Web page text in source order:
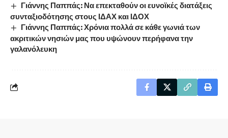
Γιάννης Παππάς: Να επεκταθούν οι ευνοϊκές διατάξεις
συνταξιοδότησης στους ΙΔΑΧ και ΙΔΟΧ
Γιάννης Παππάς: Χρόνια πολλά σε κάθε γωνιά των
ακριτικών νησιών μας που υψώνουν περήφανα την
γαλανόλευκη